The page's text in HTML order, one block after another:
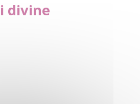
divine